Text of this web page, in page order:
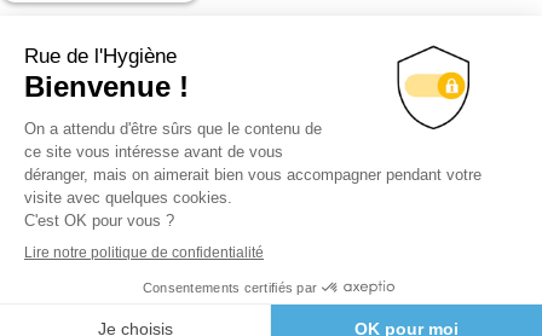
Suivez-nous sur nos réseaux !
RUE DE L’HYGIÈNE 2020